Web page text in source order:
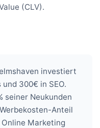
(CLV).
investiert
300€ in SEO.
seiner Neukunden
Anteil
Marketing